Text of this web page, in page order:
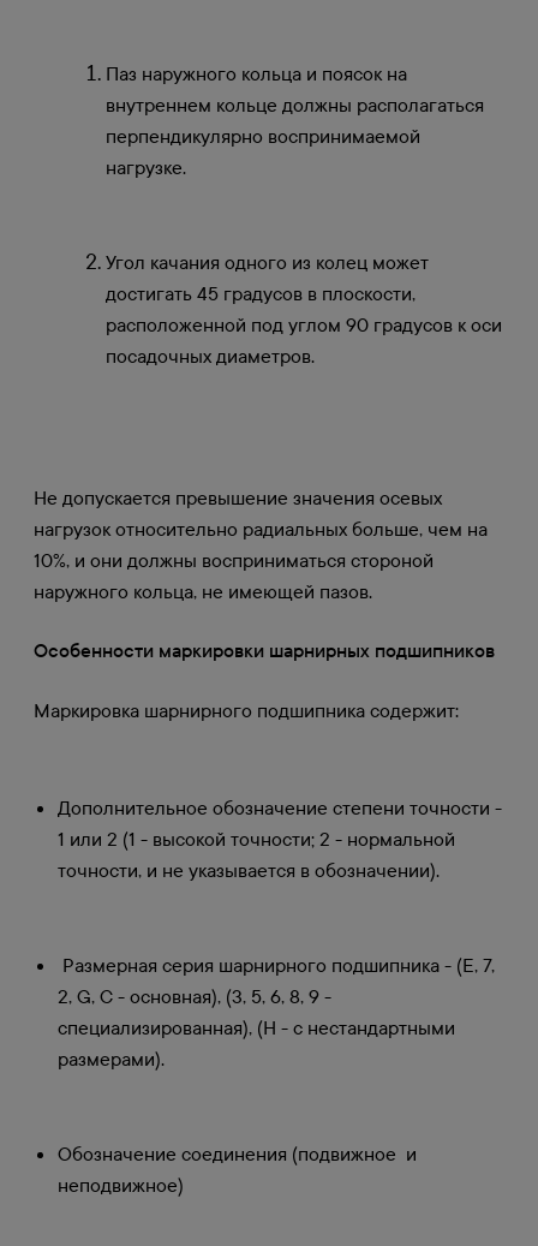
Паз наружного кольца и поясок на
внутреннем кольце должны располагаться
перпендикулярно воспринимаемой
нагрузке.
Угол качания одного из колец может
достигать 45 градусов в плоскости,
расположенной под углом 90 градусов к оси
посадочных диаметров.
Не допускается превышение значения осевых
нагрузок относительно радиальных больше, чем на
10%, и они должны восприниматься стороной
наружного кольца, не имеющей пазов.
Особенности маркировки шарнирных подшипников
Маркировка шарнирного подшипника содержит:
Дополнительное обозначение степени точности -
1 или 2 (1 - высокой точности; 2 - нормальной
точности, и не указывается в обозначении).
Размерная серия шарнирного подшипника - (Е, 7,
2, G, С - основная), (3, 5, 6, 8, 9 -
специализированная), (Н - с нестандартными
размерами).
Обозначение соединения (подвижное и
неподвижное)